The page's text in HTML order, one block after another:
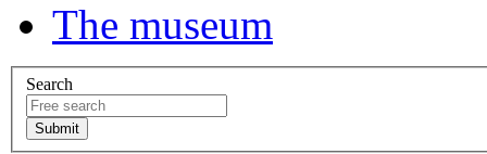
The museum
Search